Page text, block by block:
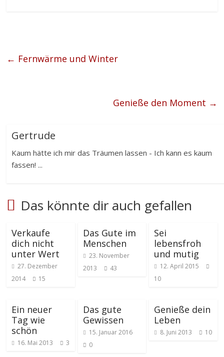
← Fernwärme und Winter
Genieße den Moment →
Gertrude
Kaum hätte ich mir das Träumen lassen - Ich kann es kaum
fassen! ...
Das könnte dir auch gefallen
Verkaufe
dich nicht
unter Wert
27. Dezember
2014
15
Das Gute im
Menschen
23. November
2013
43
Sei
lebensfroh
und mutig
12. April 2015
10
Ein neuer
Tag wie
schön
16. Mai 2013 3
Das gute
Gewissen
15. Januar 2016
0
Genieße dein
Leben
8. Juni 2013 10